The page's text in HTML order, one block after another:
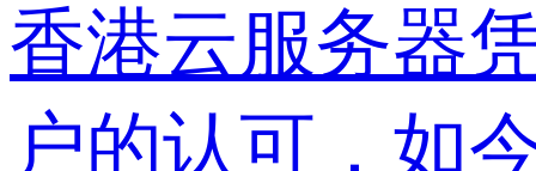
香港云服务器
户的认可，如